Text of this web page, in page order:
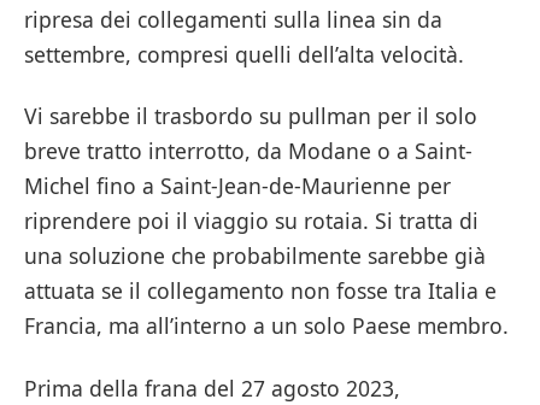
ripresa dei collegamenti sulla linea sin da
settembre, compresi quelli dell’alta velocità.
Vi sarebbe il trasbordo su pullman per il solo
breve tratto interrotto, da Modane o a Saint-
Michel fino a Saint-Jean-de-Maurienne per
riprendere poi il viaggio su rotaia. Si tratta di
una soluzione che probabilmente sarebbe già
attuata se il collegamento non fosse tra Italia e
Francia, ma all’interno a un solo Paese membro.
Prima della frana del 27 agosto 2023,